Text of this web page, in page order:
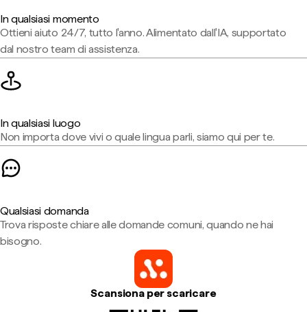
In qualsiasi momento
Ottieni aiuto 24/7, tutto l'anno. Alimentato dall'IA, supportato
dal nostro team di assistenza.
In qualsiasi luogo
Non importa dove vivi o quale lingua parli, siamo qui per te.
Qualsiasi domanda
Trova risposte chiare alle domande comuni, quando ne hai
bisogno.
Scansiona per scaricare